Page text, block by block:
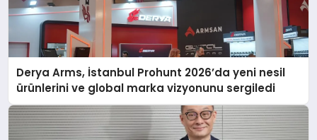
Derya Arms, İstanbul Prohunt 2026’da yeni nesil
ürünlerini ve global marka vizyonunu sergiledi